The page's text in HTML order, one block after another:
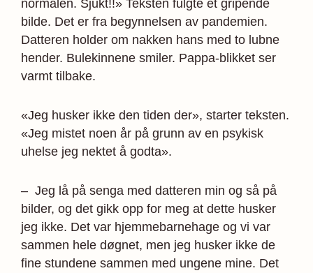
normalen. Sjukt!!» Teksten fulgte et gripende
bilde. Det er fra begynnelsen av pandemien.
Datteren holder om nakken hans med to lubne
hender. Bulekinnene smiler. Pappa-blikket ser
varmt tilbake.
«Jeg husker ikke den tiden der», starter teksten.
«Jeg mistet noen år på grunn av en psykisk
uhelse jeg nektet å godta».
– Jeg lå på senga med datteren min og så på
bilder, og det gikk opp for meg at dette husker
jeg ikke. Det var hjemmebarnehage og vi var
sammen hele døgnet, men jeg husker ikke de
fine stundene sammen med ungene mine. Det